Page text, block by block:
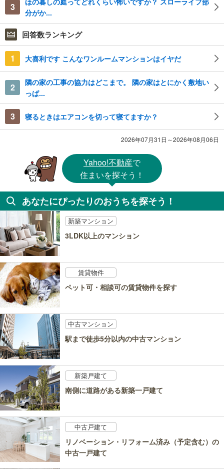
3
分がか...
回答数ランキング
1 大喜利です こんなワンルームマンションはイヤだ
2
隣の家の工事の協力はどこまで。 隣の家はとにかく敷地い
っぱ...
3 寝るときはエアコンを切って寝てますか？
2026年07月31日～2026年08月06日
Yahoo!不動産で
住まいを探そう！
あなたにぴったりのおうちを探そう！
新築マンション
3LDK以上のマンション
賃貸物件
ペット可・相談可の賃貸物件を探す
中古マンション
駅まで徒歩5分以内の中古マンション
新築戸建て
南側に道路がある新築一戸建て
中古戸建て
リノベーション・リフォーム済み（予定含む）の
中古一戸建て